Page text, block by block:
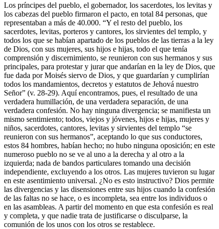
Los príncipes del pueblo, el gobernador, los sacerdotes, los levitas y
los cabezas del pueblo firmaron el pacto, en total 84 personas, que
representaban a más de 40.000. “Y el resto del pueblo, los
sacerdotes, levitas, porteros y cantores, los sirvientes del templo, y
todos los que se habían apartado de los pueblos de las tierras a la ley
de Dios, con sus mujeres, sus hijos e hijas, todo el que tenía
comprensión y discernimiento, se reunieron con sus hermanos y sus
principales, para protestar y jurar que andarían en la ley de Dios, que
fue dada por Moisés siervo de Dios, y que guardarían y cumplirían
todos los mandamientos, decretos y estatutos de Jehová nuestro
Señor” (v. 28-29). Aquí encontramos, pues, el resultado de una
verdadera humillación, de una verdadera separación, de una
verdadera confesión. No hay ninguna divergencia; se manifiesta un
mismo sentimiento; todos, viejos y jóvenes, hijos e hijas, mujeres y
niños, sacerdotes, cantores, levitas y sirvientes del templo “se
reunieron con sus hermanos”, aceptando lo que sus conductores,
estos 84 hombres, habían hecho; no hubo ninguna oposición; en este
numeroso pueblo no se ve al uno a la derecha y al otro a la
izquierda; nada de bandos particulares tomando una decisión
independiente, excluyendo a los otros. Las mujeres tuvieron su lugar
en este asentimiento universal. ¿No es esto instructivo? Dios permite
las divergencias y las disensiones entre sus hijos cuando la confesión
de las faltas no se hace, o es incompleta, sea entre los individuos o
en las asambleas. A partir del momento en que esta confesión es real
y completa, y que nadie trata de justificarse o disculparse, la
comunión de los unos con los otros se restablece.